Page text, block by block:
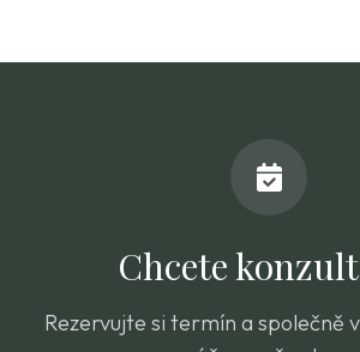
Chcete
Rezervujte si termín a společně